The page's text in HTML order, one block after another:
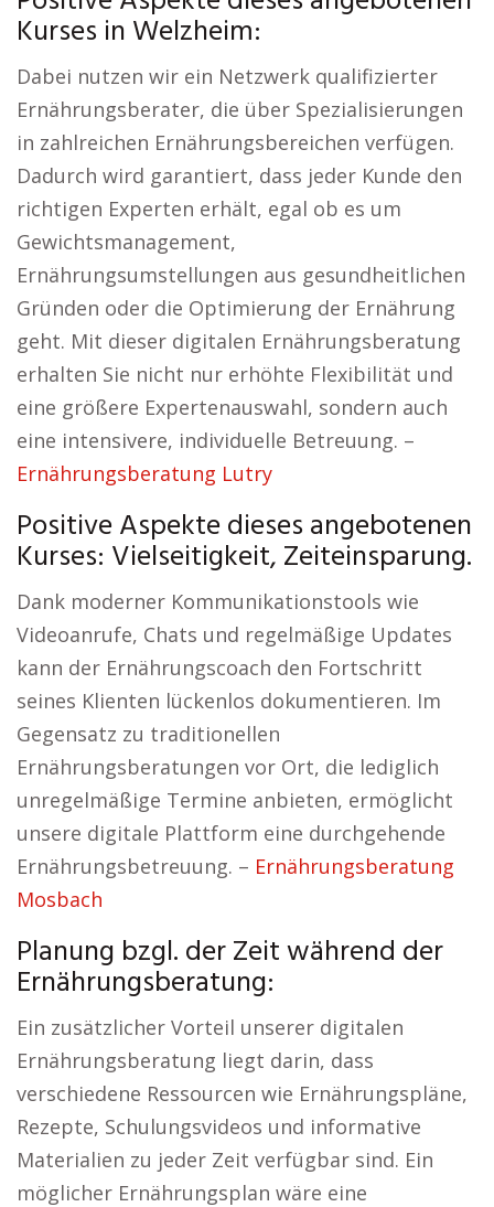
Kurses in Welzheim:
Dabei nutzen wir ein Netzwerk qualifizierter
Ernährungsberater, die über Spezialisierungen
in zahlreichen Ernährungsbereichen verfügen.
Dadurch wird garantiert, dass jeder Kunde den
richtigen Experten erhält, egal ob es um
Gewichtsmanagement,
Ernährungsumstellungen aus gesundheitlichen
Gründen oder die Optimierung der Ernährung
geht. Mit dieser digitalen Ernährungsberatung
erhalten Sie nicht nur erhöhte Flexibilität und
eine größere Expertenauswahl, sondern auch
eine intensivere, individuelle Betreuung. –
Ernährungsberatung Lutry
Positive Aspekte dieses angebotenen
Kurses: Vielseitigkeit, Zeiteinsparung.
Dank moderner Kommunikationstools wie
Videoanrufe, Chats und regelmäßige Updates
kann der Ernährungscoach den Fortschritt
seines Klienten lückenlos dokumentieren. Im
Gegensatz zu traditionellen
Ernährungsberatungen vor Ort, die lediglich
unregelmäßige Termine anbieten, ermöglicht
unsere digitale Plattform eine durchgehende
Ernährungsbetreuung. – Ernährungsberatung
Mosbach
Planung bzgl. der Zeit während der
Ernährungsberatung:
Ein zusätzlicher Vorteil unserer digitalen
Ernährungsberatung liegt darin, dass
verschiedene Ressourcen wie Ernährungspläne,
Rezepte, Schulungsvideos und informative
Materialien zu jeder Zeit verfügbar sind. Ein
möglicher Ernährungsplan wäre eine